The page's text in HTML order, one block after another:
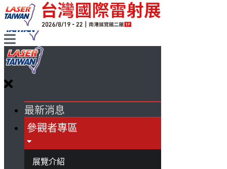
最新消息
參觀者專區
展覽介紹